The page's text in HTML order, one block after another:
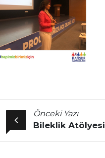
Önceki Yazı
Bileklik Atölyesi